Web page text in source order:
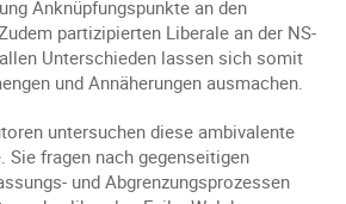
Anknüpfungspunkte an den
partizipierten Liberale an der NS-
Unterschieden lassen sich somit
und Annäherungen ausmachen.
untersuchen diese ambivalente
Sie fragen nach gegenseitigen
und Abgrenzungsprozessen